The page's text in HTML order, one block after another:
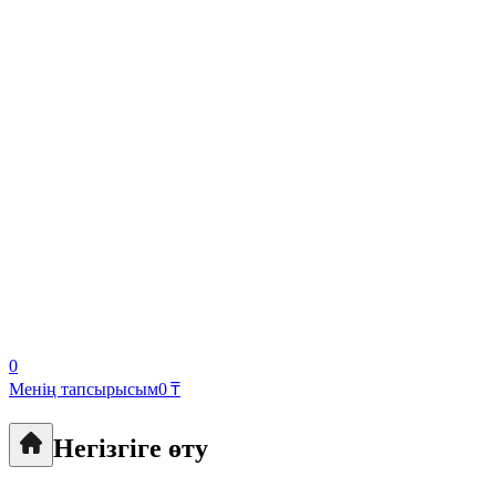
0
Менің тапсырысым0 ₸
Негізгіге өту